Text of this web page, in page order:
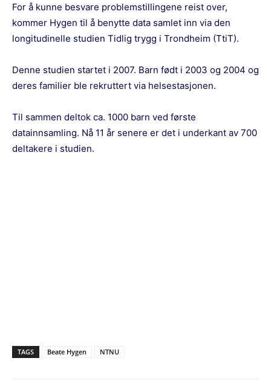
For å kunne besvare problemstillingene reist over,
kommer Hygen til å benytte data samlet inn via den
longitudinelle studien Tidlig trygg i Trondheim (TtiT).
Denne studien startet i 2007. Barn født i 2003 og 2004 og
deres familier ble rekruttert via helsestasjonen.
Til sammen deltok ca. 1000 barn ved første
datainnsamling. Nå 11 år senere er det i underkant av 700
deltakere i studien.
TAGS Beate Hygen NTNU